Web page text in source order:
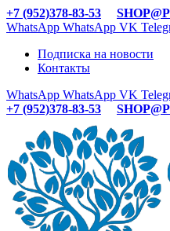
+7 (952)378-83-53
WhatsApp WhatsApp VK
Подписка на новости
Контакты
WhatsApp WhatsApp VK
+7 (952)378-83-53